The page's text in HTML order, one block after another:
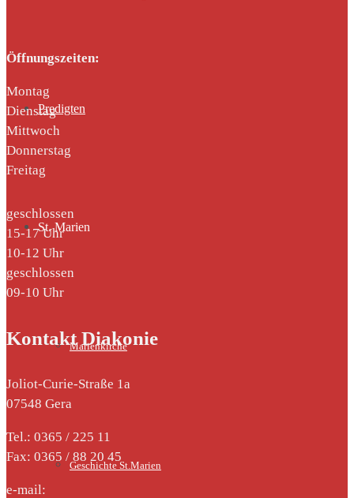
Predigten
St. Marien
Marienkirche
Geschichte St.Marien
Öffnungszeiten:
Montag
Dienstag
Mittwoch
Donnerstag
Freitag
geschlossen
15-17 Uhr
10-12 Uhr
geschlossen
09-10 Uhr
Kontakt Diakonie
Joliot-Curie-Straße 1a
07548 Gera
Tel.: 0365 / 225 11
Fax: 0365 / 88 20 45
e-mail: